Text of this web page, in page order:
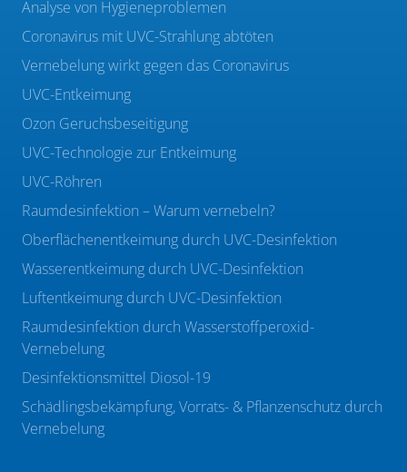
Analyse von Hygieneproblemen
Coronavirus mit UVC-Strahlung abtöten
Vernebelung wirkt gegen das Coronavirus
UVC-Entkeimung
Ozon Geruchsbeseitigung
UVC-Technologie zur Entkeimung
UVC-Röhren
Raumdesinfektion – Warum vernebeln?
Oberflächenentkeimung durch UVC-Desinfektion
Wasserentkeimung durch UVC-Desinfektion
Luftentkeimung durch UVC-Desinfektion
Raumdesinfektion durch Wasserstoffperoxid-
Vernebelung
Desinfektionsmittel Diosol-19
Schädlingsbekämpfung, Vorrats- & Pflanzenschutz durch
Vernebelung